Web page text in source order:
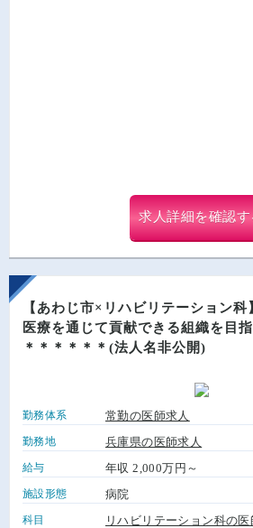
求人詳細を確認す
【あわじ市×リハビリテーション
医療を通じて貢献できる組織を目
＊＊＊＊＊＊(法人名非公開)
勤務体系 常勤の医師求人
勤務地 兵庫県の医師求人
給与 年収 2,000万円～
施設形態 病院
科目 リハビリテーション科の医